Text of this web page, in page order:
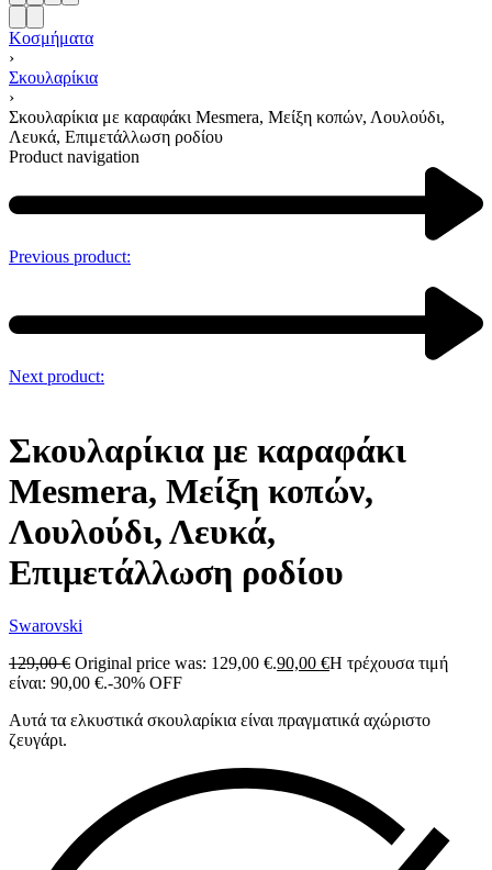
Κοσμήματα
›
Σκουλαρίκια
›
Σκουλαρίκια με καραφάκι Mesmera, Μείξη κοπών, Λουλούδι,
Λευκά, Επιμετάλλωση ροδίου
Product navigation
Previous product:
Next product:
Σκουλαρίκια με καραφάκι
Mesmera, Μείξη κοπών,
Λουλούδι, Λευκά,
Επιμετάλλωση ροδίου
Swarovski
129,00€ Original price was: 129,00 €.90,00 €Η τρέχουσα τιμή
είναι: 90,00 €.-30% OFF
Αυτά τα ελκυστικά σκουλαρίκια είναι πραγματικά αχώριστο
ζευγάρι.